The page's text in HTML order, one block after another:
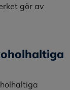
gör av